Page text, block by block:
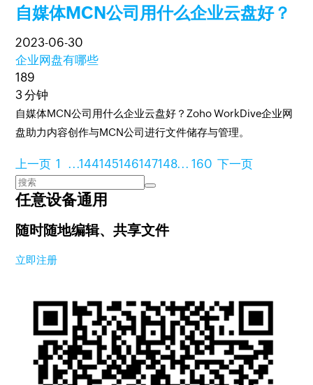
自媒体MCN公司用什么企业云盘好？
2023-06-30
企业网盘有哪些
189
3 分钟
自媒体MCN公司用什么企业云盘好？Zoho WorkDive企业网
盘助力内容创作与MCN公司进行文件储存与管理。
上一页1 ...144145146147148... 160 下一页
任意设备通用
随时随地编辑、共享文件
立即注册